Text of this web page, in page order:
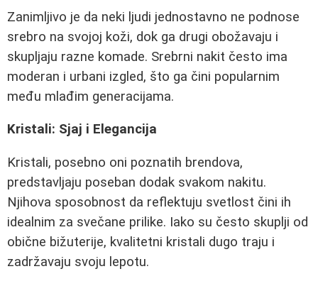
Zanimljivo je da neki ljudi jednostavno ne podnose
srebro na svojoj koži, dok ga drugi obožavaju i
skupljaju razne komade. Srebrni nakit često ima
moderan i urbani izgled, što ga čini popularnim
među mlađim generacijama.
Kristali: Sjaj i Elegancija
Kristali, posebno oni poznatih brendova,
predstavljaju poseban dodak svakom nakitu.
Njihova sposobnost da reflektuju svetlost čini ih
idealnim za svečane prilike. Iako su često skuplji od
obične bižuterije, kvalitetni kristali dugo traju i
zadržavaju svoju lepotu.